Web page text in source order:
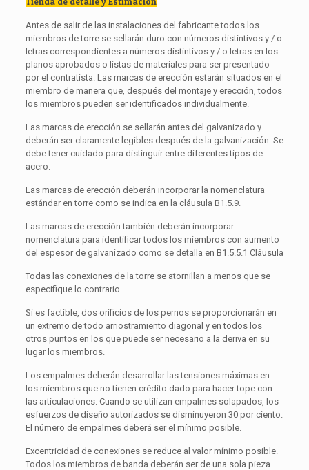
Antes de salir de las instalaciones del fabricante todos los
miembros de torre se sellarán duro con números distintivos y / o
letras correspondientes a números distintivos y / o letras en los
planos aprobados o listas de materiales para ser presentado
por el contratista. Las marcas de erección estarán situados en el
miembro de manera que, después del montaje y erección, todos
los miembros pueden ser identificados individualmente.
Las marcas de erección se sellarán antes del galvanizado y
deberán ser claramente legibles después de la galvanización. Se
debe tener cuidado para distinguir entre diferentes tipos de
acero.
Las marcas de erección deberán incorporar la nomenclatura
estándar en torre como se indica en la cláusula B1.5.9.
Las marcas de erección también deberán incorporar
nomenclatura para identificar todos los miembros con aumento
del espesor de galvanizado como se detalla en B1.5.5.1 Cláusula
Todas las conexiones de la torre se atornillan a menos que se
especifique lo contrario.
Si es factible, dos orificios de los pernos se proporcionarán en
un extremo de todo arriostramiento diagonal y en todos los
otros puntos en los que puede ser necesario a la deriva en su
lugar los miembros.
Los empalmes deberán desarrollar las tensiones máximas en
los miembros que no tienen crédito dado para hacer tope con
las articulaciones. Cuando se utilizan empalmes solapados, los
esfuerzos de diseño autorizados se disminuyeron 30 por ciento.
El número de empalmes deberá ser el mínimo posible.
Excentricidad de conexiones se reduce al valor mínimo posible.
Todos los miembros de banda deberán ser de una sola pieza